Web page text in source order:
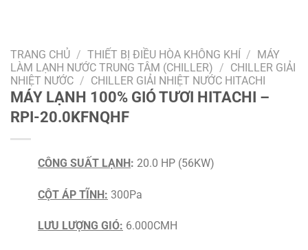
TRANG CHỦ / THIẾT BỊ ĐIỀU HÒA KHÔNG KHÍ / MÁY
LÀM LẠNH NƯỚC TRUNG TÂM (CHILLER) / CHILLER GIẢI
NHIỆT NƯỚC / CHILLER GIẢI NHIỆT NƯỚC HITACHI
MÁY LẠNH 100% GIÓ TƯƠI HITACHI –
RPI-20.0KFNQHF
CÔNG SUẤT LẠNH: 20.0 HP (56KW)
CỘT ÁP TĨNH: 300Pa
LƯU LƯỢNG GIÓ: 6.000CMH